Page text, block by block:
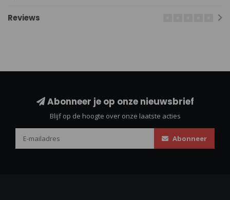
Reviews
Abonneer je op onze nieuwsbrief
Blijf op de hoogte over onze laatste acties
Abonneer